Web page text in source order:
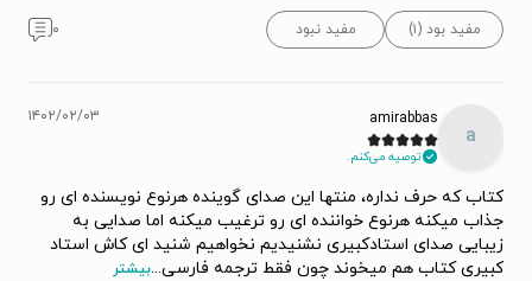
مفید بود (۱) مفید نبود ۰
a
amirabbas
توصیه می‌کنم.
۱۴۰۲/۰۲/۰۳
کتاب که حرف نداره، منتها این صدای گوینده هرنوع نویسنده ای رو
جذاب میکنه هرنوع خواننده ای رو ترغیب میکنه اما صدایی به
زیبایی صدای استادکبیری نشنیدیم نخواهیم شنید ای کاش استاد
کبیری کتاب هم میخوند چون فقط ترجمه فارسی...بیشتر